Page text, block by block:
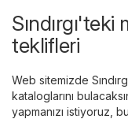
teklifleri
Web sitemizde
kataloglarını
yapmanızı istiyoruz,